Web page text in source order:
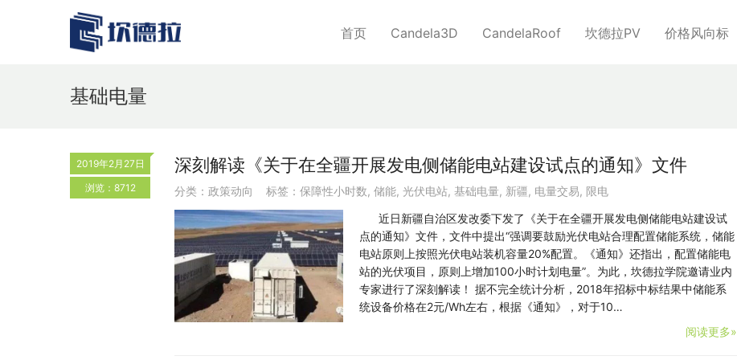
首页 Candela3D CandelaRoof 坎德拉PV 价格风向标
基础电量
2019年2月27日
浏览：8712
深刻解读《关于在全疆开展发电侧储能电站建设试点的通知》文件
分类： 政策动向 标签： 保障性小时数, 储能, 光伏电站, 基础电量, 新疆, 电量交易, 限电
近日新疆自治区发改委下发了《关于在全疆开展发电侧储能电站建设试
点的通知》文件，文件中提出“强调要鼓励光伏电站合理配置储能系统，储能
电站原则上按照光伏电站装机容量20%配置。《通知》还指出，配置储能电
站的光伏项目，原则上增加100小时计划电量”。为此，坎德拉学院邀请业内
专家进行了深刻解读！ 据不完全统计分析，2018年招标中标结果中储能系
统设备价格在2元/Wh左右，根据《通知》，对于10…
阅读更多»